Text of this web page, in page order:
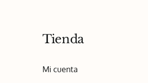
Tienda
Mi cuenta